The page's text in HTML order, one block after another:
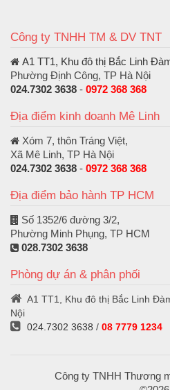
Công ty TNHH TM & DV TNT
A1 TT1, Khu đô thị Bắc Linh
Phường Định Công, TP Hà Nội
024.7302 3638 - 0972 368 368
Địa điểm kinh doanh Mê Linh
Xóm 7, thôn Tráng Việt,
Xã Mê Linh, TP Hà Nội
024.7302 3638 - 0972 368 368
Địa điểm bảo hành TP HCM
Số 1352/6 đường 3/2,
Phường Minh Phụng, TP HCM
028.7302 3638
Phòng dự án & phân phối
A1 TT1, Khu đô thị Bắc Linh
Nội
024.7302 3638 / 08 7779 1234
Công ty TNHH Thương